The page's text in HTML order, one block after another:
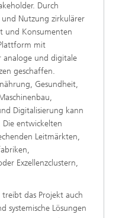
Durch
und Nutzung zirkulärer
und Konsumenten
mit
und digitale
geschaffen.
Gesundheit,
Digitalisierung kann
entwickelten
Leitmärkten,
Exzellenzclustern,
das Projekt auch
systemische Lösungen